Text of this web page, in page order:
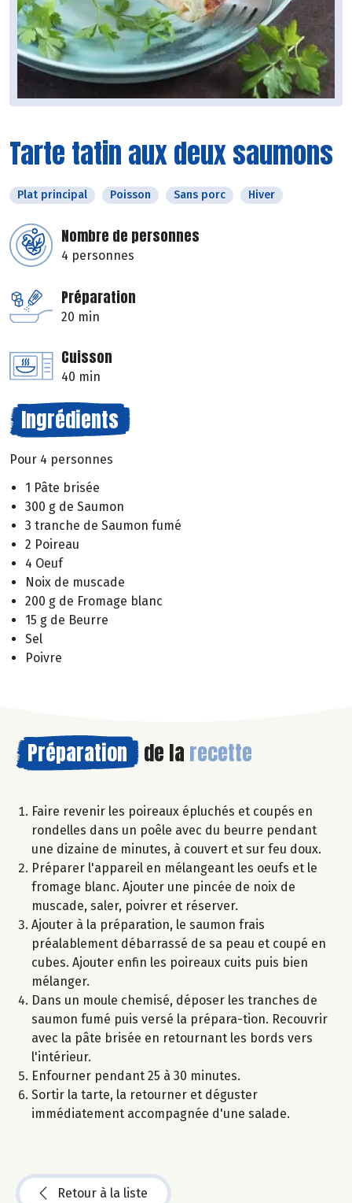
Tarte tatin aux deux saumons
Plat principal Poisson Sans porc Hiver
Nombre de personnes
4 personnes
Préparation
20 min
Cuisson
40 min
Ingrédients
Pour 4 personnes
1 Pâte brisée
300 g de Saumon
3 tranche de Saumon fumé
2 Poireau
4 Oeuf
Noix de muscade
200 g de Fromage blanc
15 g de Beurre
Sel
Poivre
Préparation de la recette
Faire revenir les poireaux épluchés et coupés en
rondelles dans un poêle avec du beurre pendant
une dizaine de minutes, à couvert et sur feu doux.
Préparer l'appareil en mélangeant les oeufs et le
fromage blanc. Ajouter une pincée de noix de
muscade, saler, poivrer et réserver.
Ajouter à la préparation, le saumon frais
préalablement débarrassé de sa peau et coupé en
cubes. Ajouter enfin les poireaux cuits puis bien
mélanger.
Dans un moule chemisé, déposer les tranches de
saumon fumé puis versé la prépara-tion. Recouvrir
avec la pâte brisée en retournant les bords vers
l'intérieur.
Enfourner pendant 25 à 30 minutes.
Sortir la tarte, la retourner et déguster
immédiatement accompagnée d'une salade.
Retour à la liste